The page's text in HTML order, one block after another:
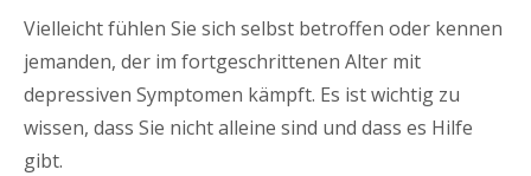
Vielleicht fühlen Sie sich selbst betroffen oder kennen
jemanden, der im fortgeschrittenen Alter mit
depressiven Symptomen kämpft. Es ist wichtig zu
wissen, dass Sie nicht alleine sind und dass es Hilfe
gibt.